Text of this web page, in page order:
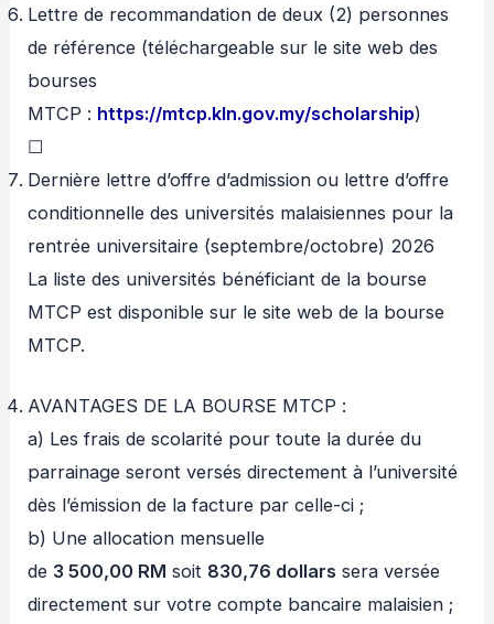
Lettre de recommandation de deux (2) personnes
de référence (téléchargeable sur le site web des
bourses
MTCP : https://mtcp.kln.gov.my/scholarship)
☐
Dernière lettre d’offre d’admission ou lettre d’offre
conditionnelle des universités malaisiennes pour la
rentrée universitaire (septembre/octobre) 2026
La liste des universités bénéficiant de la bourse
MTCP est disponible sur le site web de la bourse
MTCP.
AVANTAGES DE LA BOURSE MTCP :
a) Les frais de scolarité pour toute la durée du
parrainage seront versés directement à l’université
dès l’émission de la facture par celle-ci ;
b) Une allocation mensuelle
de 3 500,00 RM soit 830,76 dollars sera versée
directement sur votre compte bancaire malaisien ;